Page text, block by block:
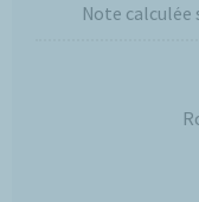
Note calculée